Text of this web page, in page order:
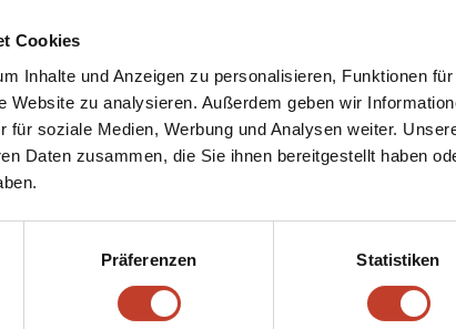
Cookies
Inhalte und Anzeigen zu personalisieren, Funktionen
Website zu analysieren. Außerdem geben wir
für soziale Medien, Werbung und Analysen weiter.
Daten zusammen, die Sie ihnen bereitgestellt haben
Präferenzen Statistiken